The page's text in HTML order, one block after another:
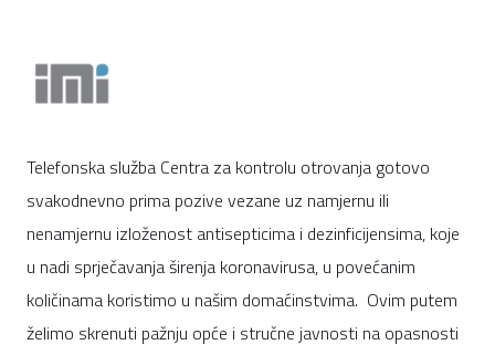
Telefonska služba Centra za kontrolu otrovanja gotovo
svakodnevno prima pozive vezane uz namjernu ili
nenamjernu izloženost antisepticima i dezinficijensima, koje
u nadi sprječavanja širenja koronavirusa, u povećanim
količinama koristimo u našim domaćinstvima. Ovim putem
želimo skrenuti pažnju opće i stručne javnosti na opasnosti